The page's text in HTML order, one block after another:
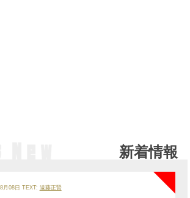
新着情報
月08日 TEXT: 遠藤正賢
NEW